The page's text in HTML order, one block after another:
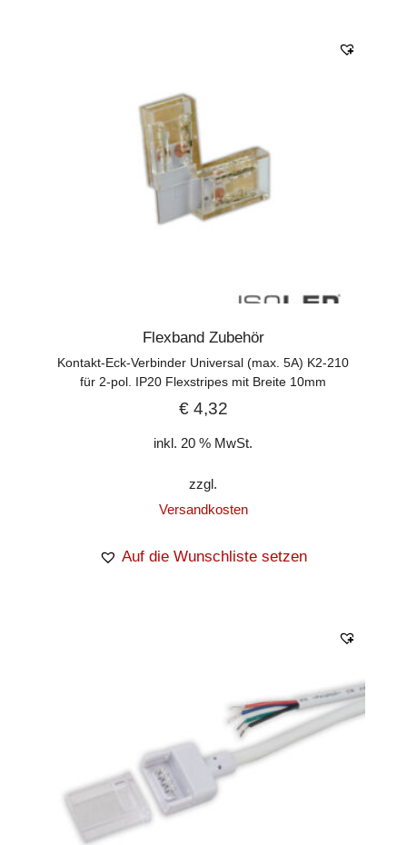
Flexband Zubehör
Kontakt-Eck-Verbinder Universal (max. 5A) K2-210
für 2-pol. IP20 Flexstripes mit Breite 10mm
€4,32
inkl. 20 % MwSt.
zzgl.
Versandkosten
Auf die Wunschliste setzen